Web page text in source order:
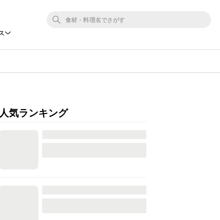
人気ランキング